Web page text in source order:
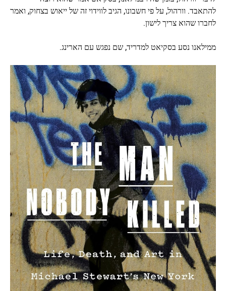
להתאבד. וורהול, על פי חשבונו, הגיב לווידוי זה של ייאוש בצחוק, ואמר
לחברו שהוא צריך לישון.
ממילאנו נסע בסקיאט למדריד, שם נפגש עם הארינג.